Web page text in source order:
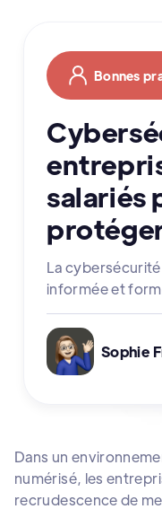
Bonnes
salariés
La
informée et
Sophie
Dans un
numérisé, les
recrudescence de